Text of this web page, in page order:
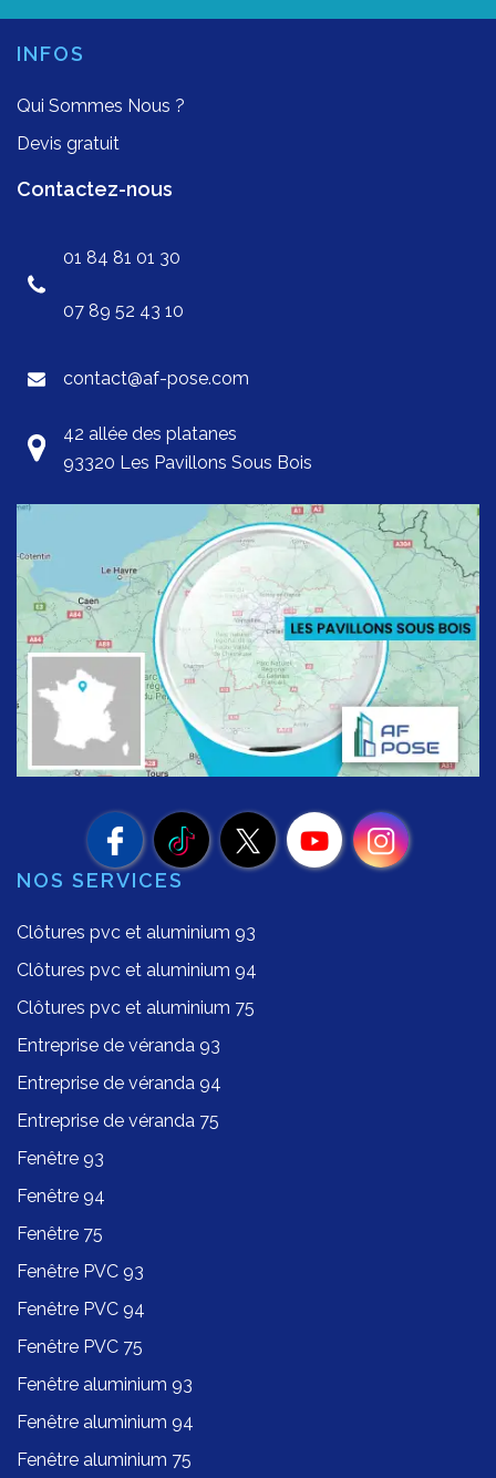
INFOS
Qui Sommes Nous ?
Devis gratuit
Contactez-nous
01 84 81 01 30
07 89 52 43 10
contact@af-pose.com
42 allée des platanes
93320 Les Pavillons Sous Bois
NOS SERVICES
Clôtures pvc et aluminium 93
Clôtures pvc et aluminium 94
Clôtures pvc et aluminium 75
Entreprise de véranda 93
Entreprise de véranda 94
Entreprise de véranda 75
Fenêtre 93
Fenêtre 94
Fenêtre 75
Fenêtre PVC 93
Fenêtre PVC 94
Fenêtre PVC 75
Fenêtre aluminium 93
Fenêtre aluminium 94
Fenêtre aluminium 75